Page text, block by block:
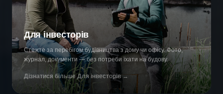
Для інвесторів
Стежте за перебігом будівництва з дому чи офісу. Фото,
журнал, документи — без потреби їхати на будову.
Дізнатися більше Для інвесторів→